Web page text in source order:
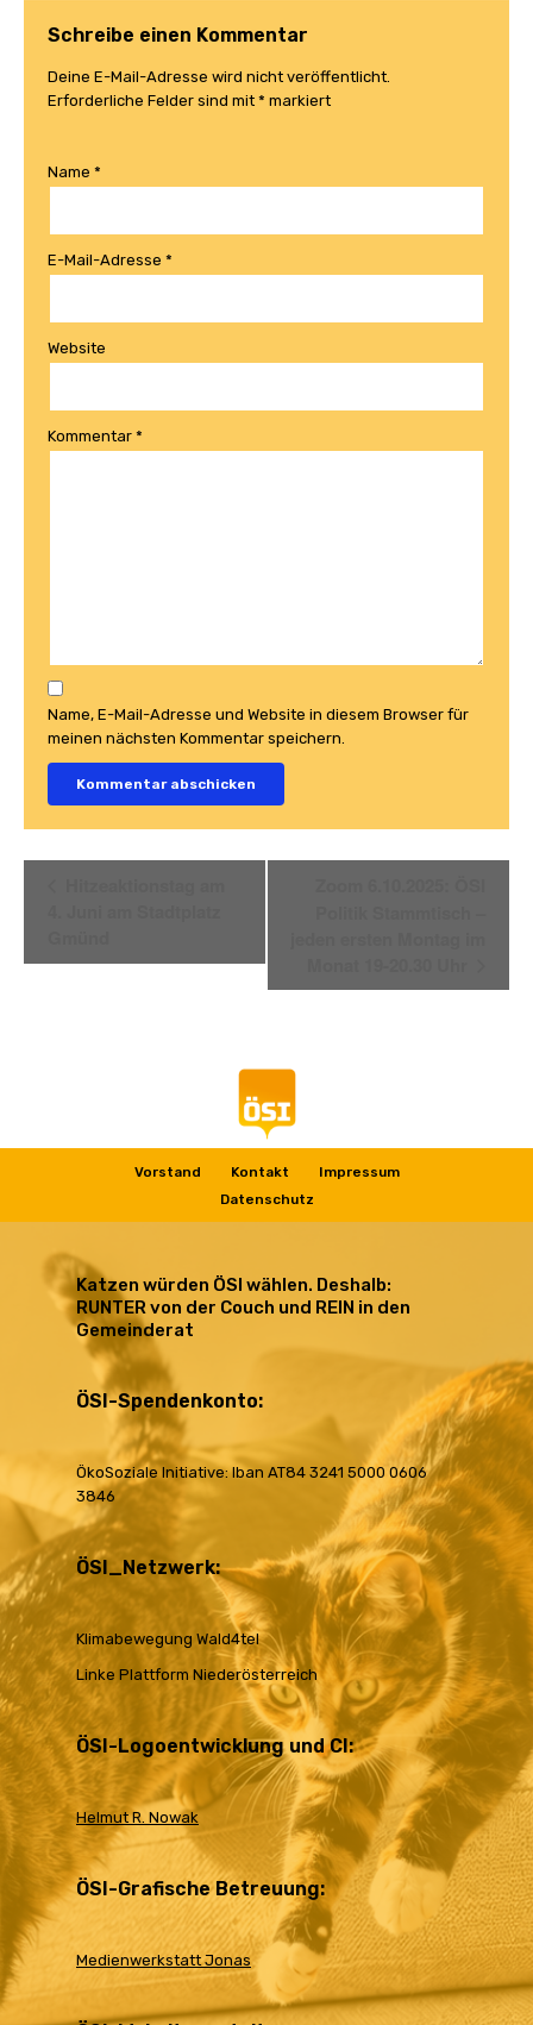
Schreibe einen Kommentar
Deine E-Mail-Adresse wird nicht veröffentlicht.
Erforderliche Felder sind mit * markiert
Name *
E-Mail-Adresse *
Website
Kommentar *
Name, E-Mail-Adresse und Website in diesem Browser für
meinen nächsten Kommentar speichern.
ÖSI: mitreden – mitgestalten – mitmachen
Vorstand Kontakt
Impressum
Datenschutz
Katzen würden ÖSI wählen. Deshalb:
RUNTER von der Couch und REIN in den
Gemeinderat
ÖSI-Spendenkonto:
ÖkoSoziale Initiative: Iban AT84 3241 5000 0606
3846
ÖSI_Netzwerk:
Klimabewegung Wald4tel
Linke Plattform Niederösterreich
ÖSI-Logoentwicklung und CI:
Helmut R. Nowak
ÖSI-Grafische Betreuung:
Medienwerkstatt Jonas